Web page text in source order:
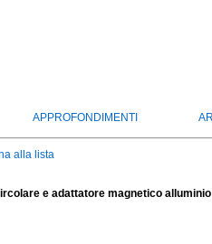
APPROFONDIMENTI
alla lista
e adattatore magnetico